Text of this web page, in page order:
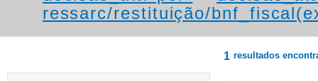
ressarc/restituição/
1 resultados